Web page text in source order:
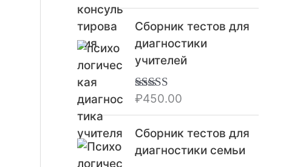
Сборник тестов для
диагностики
учителей
Оценка5.00
₽450.00
Сборник тестов для
диагностики семьи